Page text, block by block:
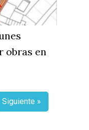
obras en
Siguiente »